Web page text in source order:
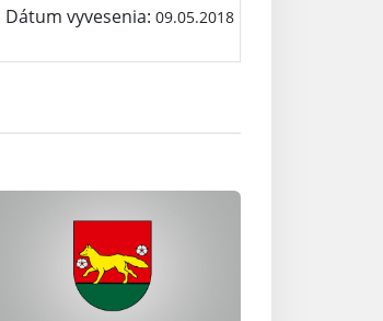
Dátum vyvesenia: 09.05.2018